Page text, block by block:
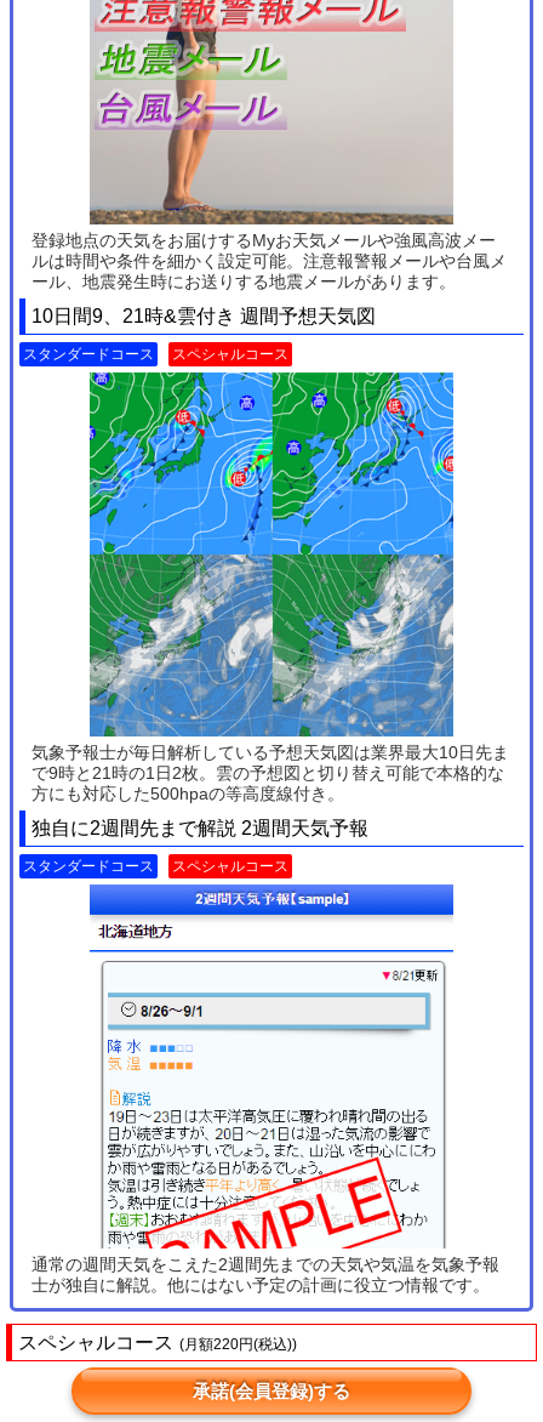
登録地点の天気をお届けするMyお天気メールや強風高波メー
ルは時間や条件を細かく設定可能。注意報警報メールや台風メ
ール、地震発生時にお送りする地震メールがあります。
10日間9、21時&雲付き 週間予想天気図
スタンダードコース スペシャルコース
気象予報士が毎日解析している予想天気図は業界最大10日先ま
で9時と21時の1日2枚。雲の予想図と切り替え可能で本格的な
方にも対応した500hpaの等高度線付き。
独自に2週間先まで解説 2週間天気予報
スタンダードコース スペシャルコース
通常の週間天気をこえた2週間先までの天気や気温を気象予報
士が独自に解説。他にはない予定の計画に役立つ情報です。
スペシャルコース (月額220円(税込))
承諾(会員登録)する